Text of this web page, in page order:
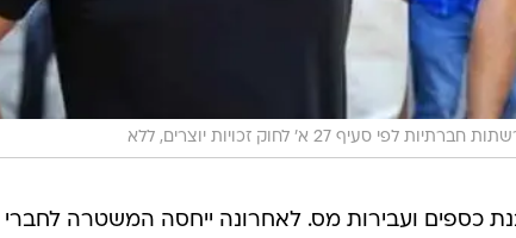
לפי סעיף 27 א' לחוק זכויות יוצרים, ללא
כספים ועבירות מס. לאחרונה ייחסה המשטרה לחברי